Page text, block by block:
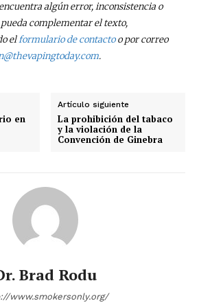
algún error, inconsistencia o
complementar el texto,
elformulario de contactoo por correo
.
en
Artículo siguiente
La prohibición del tabaco
y la violación de la
Convención de Ginebra
Brad Rodu
www.smokersonly.org/